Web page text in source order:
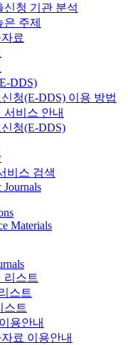
신청 기관 분석
주제
료
DDS)
청(E-DDS) 이용 방법
서비스 안내
청(E-DDS)
비스 검색
Journals
Materials
리스트
스트
스트
용안내
료 이용안내